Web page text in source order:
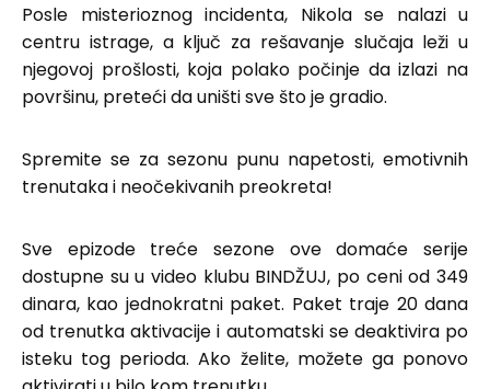
Posle misterioznog incidenta, Nikola se nalazi u
centru istrage, a ključ za rešavanje slučaja leži u
njegovoj prošlosti, koja polako počinje da izlazi na
površinu, preteći da uništi sve što je gradio.
Spremite se za sezonu punu napetosti, emotivnih
trenutaka i neočekivanih preokreta!
Sve epizode treće sezone ove domaće serije
dostupne su u video klubu BINDŽUJ, po ceni od 349
dinara, kao jednokratni paket. Paket traje 20 dana
od trenutka aktivacije i automatski se deaktivira po
isteku tog perioda. Ako želite, možete ga ponovo